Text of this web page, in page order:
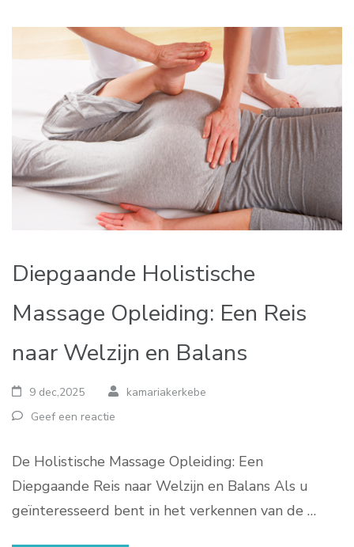
Diepgaande Holistische
Massage Opleiding: Een Reis
naar Welzijn en Balans
9 dec,2025
kamariakerkebe
Geef een reactie
De Holistische Massage Opleiding: Een
Diepgaande Reis naar Welzijn en Balans Als u
geïnteresseerd bent in het verkennen van de …